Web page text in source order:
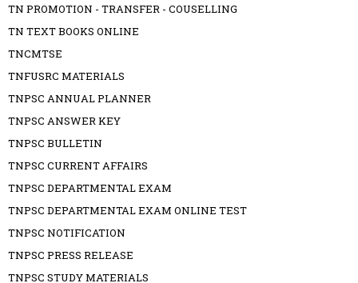
TN PROMOTION - TRANSFER - COUSELLING
TN TEXT BOOKS ONLINE
TNCMTSE
TNFUSRC MATERIALS
TNPSC ANNUAL PLANNER
TNPSC ANSWER KEY
TNPSC BULLETIN
TNPSC CURRENT AFFAIRS
TNPSC DEPARTMENTAL EXAM
TNPSC DEPARTMENTAL EXAM ONLINE TEST
TNPSC NOTIFICATION
TNPSC PRESS RELEASE
TNPSC STUDY MATERIALS